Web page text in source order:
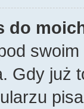
do
Gdy już